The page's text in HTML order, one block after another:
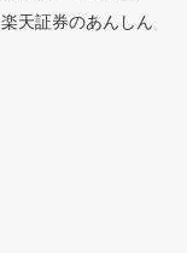
楽天証券のあんしん